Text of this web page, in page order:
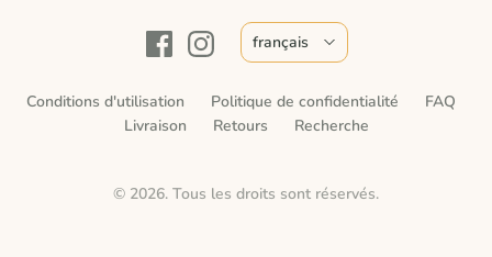
Conditions d'utilisation Politique de confidentialité
FAQ
Livraison
Retours Recherche
© 2026. Tous les droits sont réservés.
français